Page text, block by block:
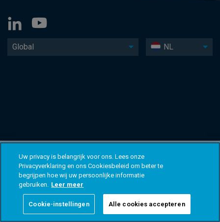
Global NL
Uw privacy is belangrijk voor ons. Lees onze
Privacyverklaring en ons Cookiesbeleid om beter te
begrijpen hoe wij uw persoonlijke informatie
gebruiken. Leer meer
Cookie-instellingen Alle cookies accepteren